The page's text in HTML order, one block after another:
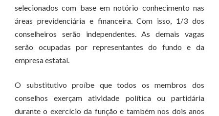
selecionados com base em notório conhecimento nas
áreas previdenciária e financeira. Com isso, 1/3 dos
conselheiros serão independentes. As demais vagas
serão ocupadas por representantes do fundo e da
empresa estatal.
O substitutivo proíbe que todos os membros dos
conselhos exerçam atividade política ou partidária
durante o exercício da função e também nos dois anos